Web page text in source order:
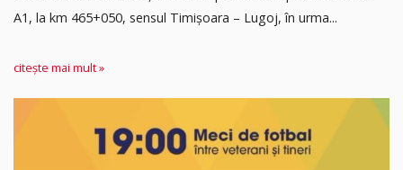
A1, la km 465+050, sensul Timişoara – Lugoj, în urma...
citește mai mult »